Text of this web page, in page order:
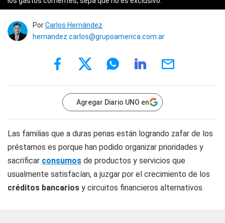
PorCarlos Hernández
hernandez.carlos@grupoamerica.com.ar
Agregar Diario UNO en
Las familias que a duras penas están logrando zafar de los
préstamos es porque han podido organizar prioridades y
sacrificar consumos de productos y servicios que
usualmente satisfacían, a juzgar por el crecimiento de los
créditos bancarios y circuitos financieros alternativos.